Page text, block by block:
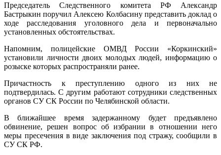
Председатель Следственного комитета РФ Александр
Бастрыкин поручил Алексею Колбасину представить доклад о
ходе расследования уголовного дела и первоначально
установленных обстоятельствах.
Напомним, полицейские ОМВД России «Коркинский»
установили личности двоих молодых людей, информацию о
розыске которых распространяли ранее.
Причастность к преступлению одного из них не
подтвердилась. С другим работают сотрудники следственных
органов СУ СК России по Челябинской области.
В ближайшее время задержанному будет предъявлено
обвинение, решен вопрос об избрании в отношении него
меры пресечения в виде заключения под стражу, сообщили в
СУ СК РФ.